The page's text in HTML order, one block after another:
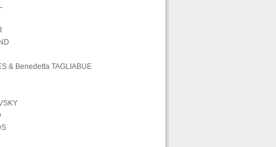
& Benedetta TAGLIABUE